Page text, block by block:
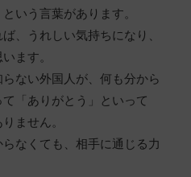
いう言葉があります。
、うれしい気持ちになり、
ます。
らない外国人が、何も分から
「ありがとう」といって
ません。
なくても、相手に通じる力